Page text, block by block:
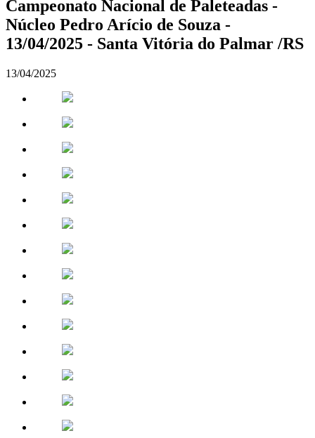
Campeonato Nacional de Paleteadas -
Núcleo Pedro Arício de Souza -
13/04/2025 - Santa Vitória do Palmar /RS
13/04/2025